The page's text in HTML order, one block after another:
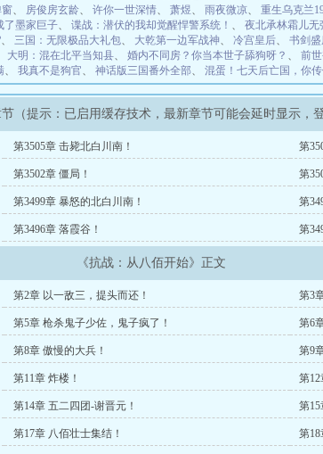
、 房俊房玄龄、 许你一世深情、 萧煜、 雨夜微凉、 重生乌克兰
了墨家巨子、 谍战：潜伏的我却觉醒悍警系统！ 、 夜北承林霜儿无
、 三国：无限极品大礼包、 大乾第一边军战神、 冷宫皇后、 书剑
大明：混在北平当知县、 婚内不同房？你当本世子舔狗呀？ 、 前
、 我真不是狗官、 神话版三国番外全部、 混蛋！七天后亡国，你传
（提示：已启用缓存技术，最新章节可能会延时显示，
第3505章 击毙北白川南！ 第
第3502章 僵局！ 第
第3499章 暴怒的北白川南！ 第
第3496章 落霞谷！ 第
《抗战：从八佰开始》正文
第2章 以一敌三，提头而还！ 第3
第5章 枪杀鬼子少佐，鬼子疯了！ 第6
第8章 傲慢的大兵！ 第9
第11章 炸楼！ 第12
第14章 五二四团-谢晋元！ 第15
第17章 八佰壮士集结！ 第18